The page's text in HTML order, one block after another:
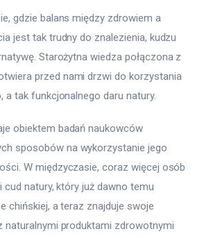
gdzie balans między zdrowiem a
jest tak trudny do znalezienia, kudzu
Starożytna wiedza połączona z
przed nami drzwi do korzystania
a tak funkcjonalnego daru natury.
obiektem badań naukowców
sposobów na wykorzystanie jego
W międzyczasie, coraz więcej osób
natury, który już dawno temu
chińskiej, a teraz znajduje swoje
naturalnymi produktami zdrowotnymi